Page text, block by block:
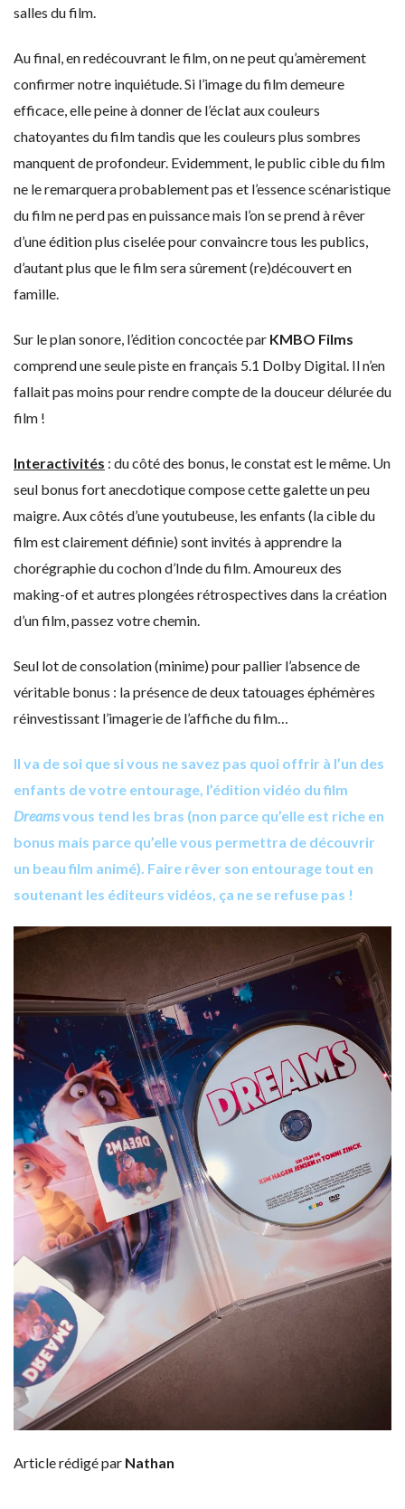
salles du film.
Au final, en redécouvrant le film, on ne peut qu’amèrement
confirmer notre inquiétude. Si l’image du film demeure
efficace, elle peine à donner de l’éclat aux couleurs
chatoyantes du film tandis que les couleurs plus sombres
manquent de profondeur. Evidemment, le public cible du film
ne le remarquera probablement pas et l’essence scénaristique
du film ne perd pas en puissance mais l’on se prend à rêver
d’une édition plus ciselée pour convaincre tous les publics,
d’autant plus que le film sera sûrement (re)découvert en
famille.
Sur le plan sonore, l’édition concoctée par KMBO Films
comprend une seule piste en français 5.1 Dolby Digital. Il n’en
fallait pas moins pour rendre compte de la douceur délurée du
film !
Interactivités : du côté des bonus, le constat est le même. Un
seul bonus fort anecdotique compose cette galette un peu
maigre. Aux côtés d’une youtubeuse, les enfants (la cible du
film est clairement définie) sont invités à apprendre la
chorégraphie du cochon d’Inde du film. Amoureux des
making-of et autres plongées rétrospectives dans la création
d’un film, passez votre chemin.
Seul lot de consolation (minime) pour pallier l’absence de
véritable bonus : la présence de deux tatouages éphémères
réinvestissant l’imagerie de l’affiche du film…
Il va de soi que si vous ne savez pas quoi offrir à l’un des
enfants de votre entourage, l’édition vidéo du film
Dreamsvous tend les bras (non parce qu’elle est riche en
bonus mais parce qu’elle vous permettra de découvrir
un beau film animé). Faire rêver son entourage tout en
soutenant les éditeurs vidéos, ça ne se refuse pas !
Article rédigé par Nathan